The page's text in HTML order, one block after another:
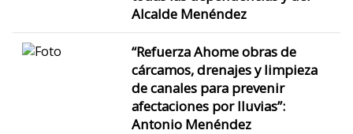
Alcalde Menéndez
“Refuerza Ahome obras de
cárcamos, drenajes y limpieza
de canales para prevenir
afectaciones por lluvias”:
Antonio Menéndez